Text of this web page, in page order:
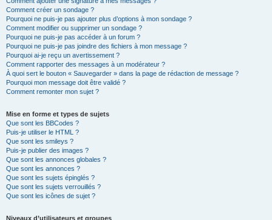
Comment créer un sondage ?
Pourquoi ne puis-je pas ajouter plus d’options à mon sondage ?
Comment modifier ou supprimer un sondage ?
Pourquoi ne puis-je pas accéder à un forum ?
Pourquoi ne puis-je pas joindre des fichiers à mon message ?
Pourquoi ai-je reçu un avertissement ?
Comment rapporter des messages à un modérateur ?
À quoi sert le bouton « Sauvegarder » dans la page de rédaction de message ?
Pourquoi mon message doit être validé ?
Comment remonter mon sujet ?
Mise en forme et types de sujets
Que sont les BBCodes ?
Puis-je utiliser le HTML ?
Que sont les smileys ?
Puis-je publier des images ?
Que sont les annonces globales ?
Que sont les annonces ?
Que sont les sujets épinglés ?
Que sont les sujets verrouillés ?
Que sont les icônes de sujet ?
Niveaux d’utilisateurs et groupes